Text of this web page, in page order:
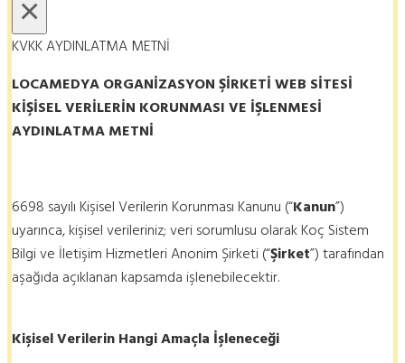
×
KVKK AYDINLATMA METNİ
LOCAMEDYA ORGANİZASYON ŞİRKETİWEB SİTESİ
KİŞİSEL VERİLERİN KORUNMASI VE İŞLENMESİ
AYDINLATMA METNİ
6698 sayılı Kişisel Verilerin Korunması Kanunu (“Kanun”)
uyarınca, kişisel verileriniz; veri sorumlusu olarak Koç Sistem
Bilgi ve İletişim Hizmetleri Anonim Şirketi (“Şirket”) tarafından
aşağıda açıklanan kapsamda işlenebilecektir.
Kişisel Verilerin Hangi Amaçla İşleneceği